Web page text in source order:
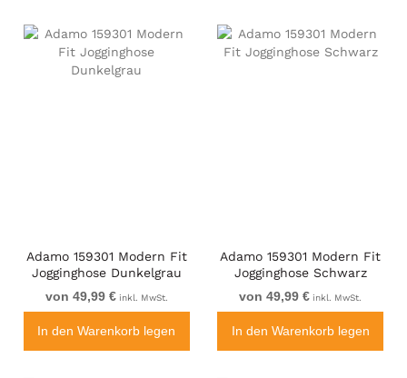
Adamo 159301 Modern Fit
Jogginghose Dunkelgrau
von 49,99 €inkl. MwSt.
In den Warenkorb legen
Adamo 159301 Modern Fit
Jogginghose Schwarz
von 49,99 € inkl. MwSt.
In den Warenkorb legen